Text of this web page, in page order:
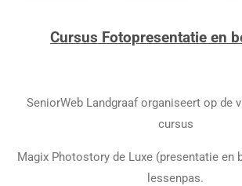
Cursus Fotopresentatie en
SeniorWeb Landgraaf organiseert op de
cursus
Magix Photostory de Luxe (presentatie en
lessenpas.